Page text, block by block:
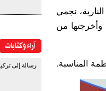
نجمي
من
المناسبة.
آراء وكتابات
رسالة إلى